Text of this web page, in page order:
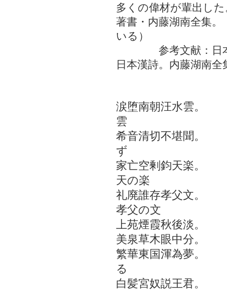
多くの偉材が輩出した
著書・内藤湖南全集
いる）
参考文献：日本漢
日本漢詩。内藤湖南
涙堕南朝汪水雲
雲
希音清切不堪聞
ず
家亡空剰鈞天楽
天の楽
礼廃誰存孝父文
孝父の文
上苑煙霞秋後淡
美泉草木眼中分
繁華東国渾為夢
る
白髪宮奴説王君